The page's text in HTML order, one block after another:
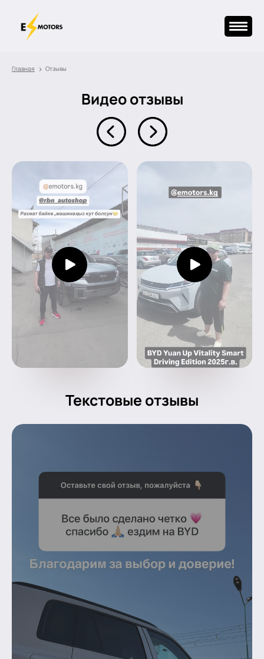
Главная › Отзывы
Видео отзывы
Текстовые отзывы